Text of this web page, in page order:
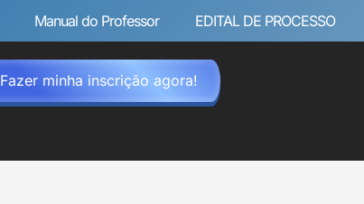
Manual do Professor EDITAL DE PROCESSO
Fazer minha inscrição agora!